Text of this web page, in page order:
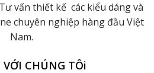
vấn thiết kế các kiểu dáng và
chuyên nghiệp hàng đầu Việt
Nam.
VỚI CHÚNG TÔi